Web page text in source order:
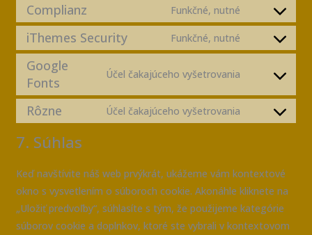
Complianz Funkčné, nutné
iThemes Security Funkčné, nutné
Google
Fonts
Účel čakajúceho vyšetrovania
Rôzne Účel čakajúceho vyšetrovania
7. Súhlas
Keď navštívite náš web prvýkrát, ukážeme vám kontextové
okno s vysvetlením o súboroch cookie. Akonáhle kliknete na
„Uložiť predvoľby“, súhlasíte s tým, že použijeme kategórie
súborov cookie a doplnkov, ktoré ste vybrali v kontextovom